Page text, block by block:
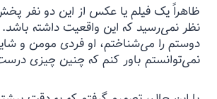
ظاهراً یک فیلم یا عکس از این دو نفر
نظر نمی‌رسید که این واقعیت داشته
دوستم را می‌شناختم، او فردی مومن و
نمی‌توانستم باور کنم که چنین چیزی